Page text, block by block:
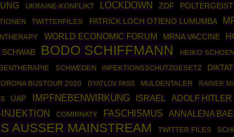
UKRAINE-KONFLIKT LOCKDOWN ZDF POLTERGEIST
TWITTERFILES PATRICK LOCH OTIENO LUMUMBA
WORLD ECONOMIC FORUM MRNA VACCINE
SCHWAB BODO SCHIFFMANN HEIKO
SCHWEDEN INFEKTIONSSCHUTZGESETZ
BUSTOUR 2020 DYATLOV PASS MULDENTALER RAINER
UAP IMPFNEBENWIRKUNG ISRAEL ADOLF HITLER
INJEKTION COMIRNATY FASCHISMUS ANNALENA
AUSSER MAINSTREAM TWITTER FILES